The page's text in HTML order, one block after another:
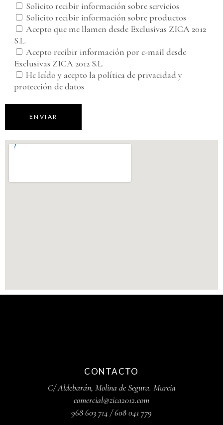
Solicito recibir información sobre servicios
Solicito recibir información sobre productos
Acepto que me llamen desde Exclusivas ZICA 2012
S.L.
Acepto recibir información por e-mail desde
Exclusivas ZICA 2012 S.L.
He leído y acepto la política de privacidad y
protección de datos
ENVIAR
CONTACTO
C/ Aldebarán, Molina de Segura. Murcia
comercial@zica2012.com
968 603 714 / 608 041 779